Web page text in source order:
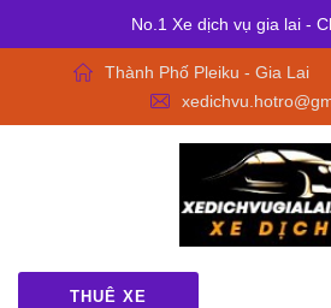
No.1 Xe dịch vụ gia lai -
Thành Phố Pleiku - Gia Lai
THUÊ XE